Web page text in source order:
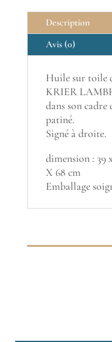
cruche
de
roses
blanches
Description
Avis (0)
Huile sur toile
KRIER
dans son
patiné.
Signé à droite.
dimension : 39
X 68 cm
Emballage